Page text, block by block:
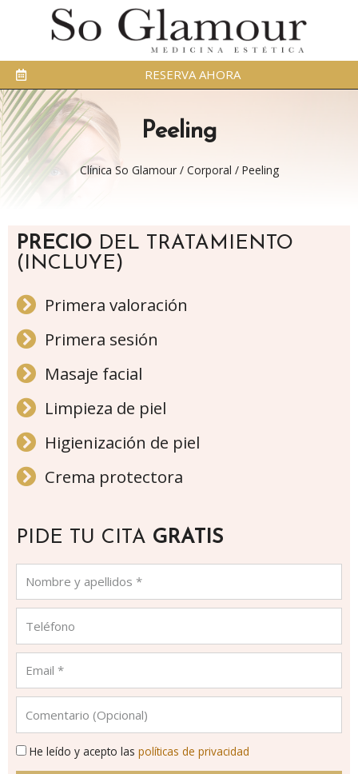
RESERVA AHORA
Peeling
Clínica So Glamour/ Corporal / Peeling
PRECIO DEL TRATAMIENTO
(INCLUYE)
Primera valoración
Primera sesión
Masaje facial
Limpieza de piel
Higienización de piel
Crema protectora
PIDE TU CITA GRATIS
He leído y acepto las políticas de privacidad